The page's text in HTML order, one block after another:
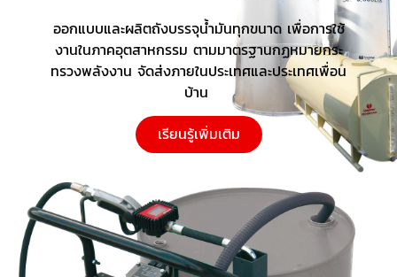
ออกแบบและผลิตถังบรรจุน้ำมันทุกขนาด เพื่อการใช้
งานในภาคอุตสาหกรรม ตามมาตรฐานกฏหมายกระ
ทรวงพลังงาน จัดส่งภายในประเทศและประเทศเพื่อน
บ้าน
เรียนรู้เพิ่มเติม